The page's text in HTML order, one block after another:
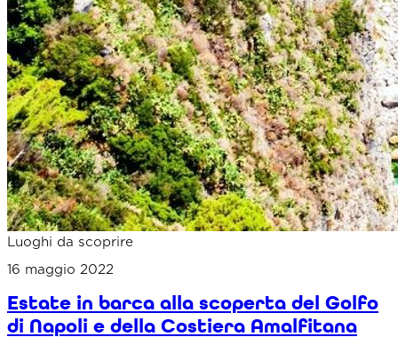
Luoghi da scoprire
16 maggio 2022
Estate in barca alla scoperta del Golfo
di Napoli e della Costiera Amalfitana